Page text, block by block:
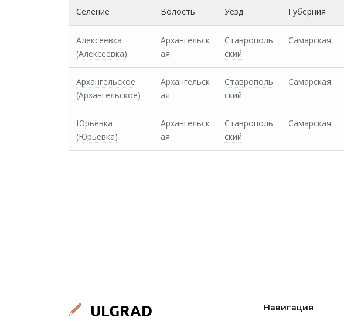
Селение Волость Уезд Губерния
Алексеевка
(Алексеевка)
Архангельск
ая
Ставрополь
ский
Самарская
Архангельское
(Архангельское)
Архангельск
ая
Ставрополь
ский
Самарская
Юрьевка
(Юрьевка)
Архангельск
ая
Ставрополь
ский
Самарская
Навигация